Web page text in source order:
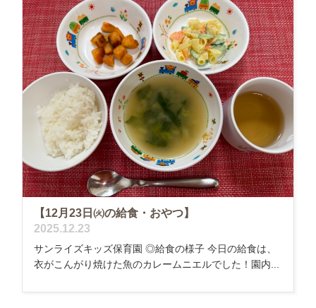
【12月23日㈫の給食・おやつ】
2025.12.23
サンライズキッズ保育園 ◎給食の様子 今日の給食は、
衣がこんがり焼けた魚のカレームニエルでした！園内...